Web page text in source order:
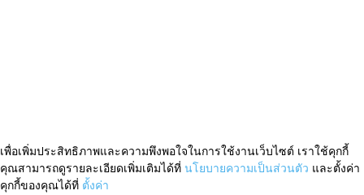
เพื่อเพิ่มประสิทธิภาพและความพึงพอใจในการใช้งานเว็บไซต์ เราใช้คุกกี้
คุณสามารถดูรายละเอียดเพิ่มเติมได้ที่ นโยบายความเป็นส่วนตัว และตั้งค่า
คุกกี้ของคุณได้ที่ ตั้งค่า